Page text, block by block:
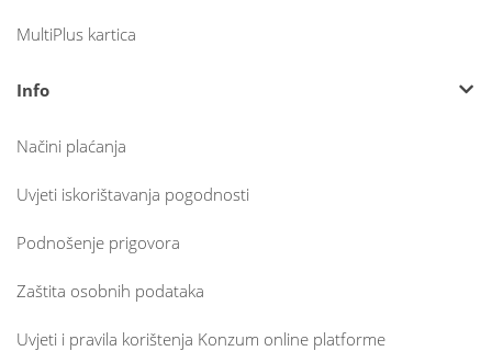
MultiPlus kartica
Info
Načini plaćanja
Uvjeti iskorištavanja pogodnosti
Podnošenje prigovora
Zaštita osobnih podataka
Uvjeti i pravila korištenja Konzum online platforme